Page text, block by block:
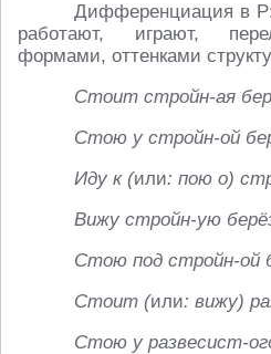
Дифференциация в Р:
работают, играют,
формами, оттенками
Стоит стройн-ая
Стою у стройн-ой
Иду к (или: пою о)
Вижу стройн-ую
Стою под стройн-ой
Стоит (или: вижу)
Стою у развесист-